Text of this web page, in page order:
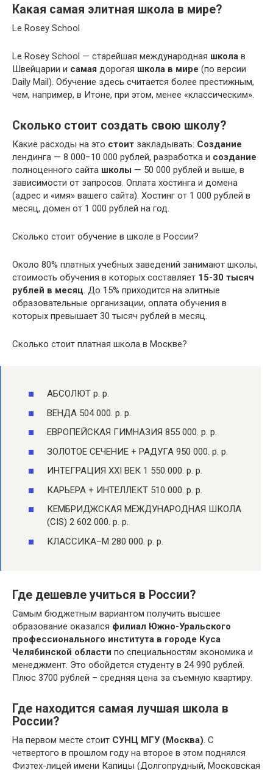
Какая самая элитная школа в мире?
Le Rosey School
Le Rosey School — старейшая международная школа в
Швейцарии и самая дорогая школа в мире (по версии
Daily Mail). Обучение здесь считается более престижным,
чем, например, в Итоне, при этом, менее «классическим».
Сколько стоит создать свою школу?
Какие расходы на это стоит закладывать: Создание
лендинга — 8 000−10 000 рублей, разработка и создание
полноценного сайта школы — 50 000 рублей и выше, в
зависимости от запросов. Оплата хостинга и домена
(адрес и «имя» вашего сайта). Хостинг от 1 000 рублей в
месяц, домен от 1 000 рублей на год.
Сколько стоит обучение в школе в России?
Около 80% платных учебных заведений занимают школы,
стоимость обучения в которых составляет 15-30 тысяч
рублей в месяц. До 15% приходится на элитные
образовательные организации, оплата обучения в
которых превышает 30 тысяч рублей в месяц.
Сколько стоит платная школа в Москве?
АБСОЛЮТ р. р.
ВЕНДА 504 000. р. р.
ЕВРОПЕЙСКАЯ ГИМНАЗИЯ 855 000. р. р.
ЗОЛОТОЕ СЕЧЕНИЕ + РАДУГА 950 000. р. р.
ИНТЕГРАЦИЯ XXI ВЕК 1 550 000. р. р.
КАРЬЕРА + ИНТЕЛЛЕКТ 510 000. р. р.
КЕМБРИДЖСКАЯ МЕЖДУНАРОДНАЯ ШКОЛА
(CIS) 2 602 000. р. р.
КЛАССИКА–М 280 000. р. р.
Где дешевле учиться в России?
Самым бюджетным вариантом получить высшее
образование оказался филиал Южно-Уральского
профессионального института в городе Куса
Челябинской области по специальностям экономика и
менеджмент. Это обойдется студенту в 24 990 рублей.
Плюс 3700 рублей – средняя цена за съемную квартиру.
Где находится самая лучшая школа в
России?
На первом месте стоит СУНЦ МГУ (Москва). С
четвертого в прошлом году на второе в этом поднялся
Физтех-лицей имени Капицы (Долгопрудный, Московская